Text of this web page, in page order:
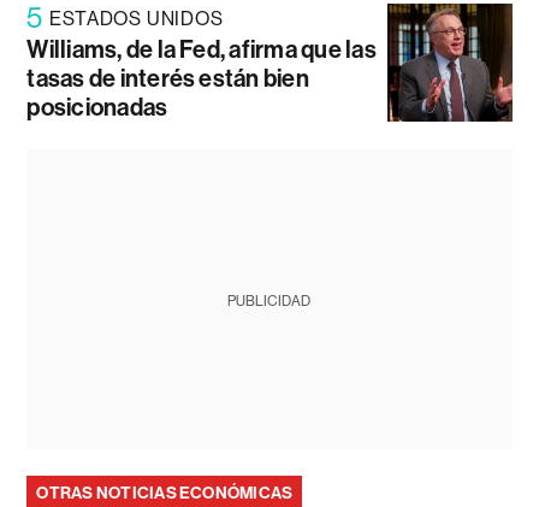
5 ESTADOS UNIDOS
Williams, de la Fed, afirma que las
tasas de interés están bien
posicionadas
PUBLICIDAD
OTRAS NOTICIAS ECONÓMICAS